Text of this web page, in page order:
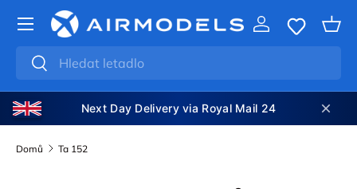
PŘEJÍT NA OBSAH
Hledat
Hledat
Přihlásit se
Next Day Delivery via Royal Mail 24
Domů Ta 152